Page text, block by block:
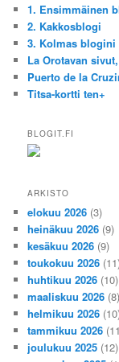
1. Ensimmäinen
2. Kakkosblogi
3. Kolmas blogini
La Orotavan
Puerto de la
Titsa-kortti ten+
BLOGIT.FI
ARKISTO
elokuu 2026 (3)
heinäkuu 2026 (9)
kesäkuu 2026 (9)
toukokuu 2026
huhtikuu 2026 (10)
maaliskuu 2026 (8)
helmikuu 2026
tammikuu 2026
joulukuu 2025 (12)